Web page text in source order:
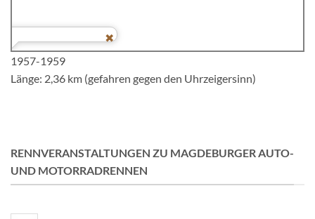
1957-1959
Länge: 2,36 km (gefahren gegen den Uhrzeigersinn)
RENNVERANSTALTUNGEN ZU MAGDEBURGER AUTO-
UND MOTORRADRENNEN